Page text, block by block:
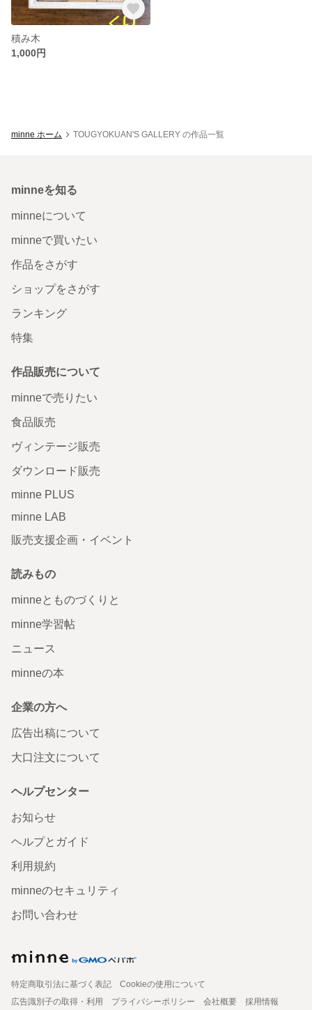
積み木
1,000円
minne ホーム TOUGYOKUAN'S GALLERY の作品一覧
minneを知る
minneについて
minneで買いたい
作品をさがす
ショップをさがす
ランキング
特集
作品販売について
minneで売りたい
食品販売
ヴィンテージ販売
ダウンロード販売
minne PLUS
minne LAB
販売支援企画・イベント
読みもの
minneとものづくりと
minne学習帖
ニュース
minneの本
企業の方へ
広告出稿について
大口注文について
ヘルプセンター
お知らせ
ヘルプとガイド
利用規約
minneのセキュリティ
お問い合わせ
特定商取引法に基づく表記
Cookieの使用について
広告識別子の取得・利用
プライバシーポリシー 会社概要
採用情報